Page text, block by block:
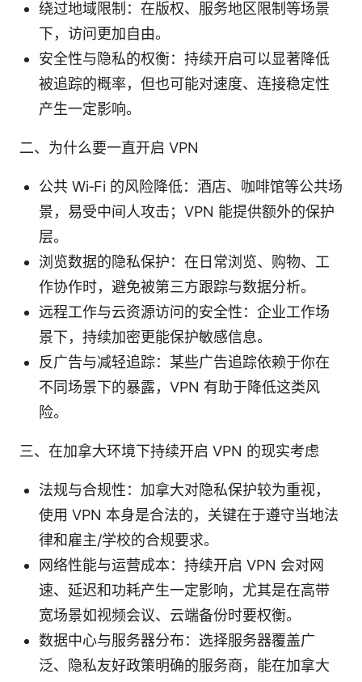
绕过地域限制：在版权、服务地区限制等场景
下，访问更加自由。
安全性与隐私的权衡：持续开启可以显著降低
被追踪的概率，但也可能对速度、连接稳定性
产生一定影响。
二、为什么要一直开启 VPN
公共 Wi‑Fi 的风险降低：酒店、咖啡馆等公共场
景，易受中间人攻击；VPN 能提供额外的保护
层。
浏览数据的隐私保护：在日常浏览、购物、工
作协作时，避免被第三方跟踪与数据分析。
远程工作与云资源访问的安全性：企业工作场
景下，持续加密更能保护敏感信息。
反广告与减轻追踪：某些广告追踪依赖于你在
不同场景下的暴露，VPN 有助于降低这类风
险。
三、在加拿大环境下持续开启 VPN 的现实考虑
法规与合规性：加拿大对隐私保护较为重视，
使用 VPN 本身是合法的，关键在于遵守当地法
律和雇主/学校的合规要求。
网络性能与运营成本：持续开启 VPN 会对网
速、延迟和功耗产生一定影响，尤其是在高带
宽场景如视频会议、云端备份时要权衡。
数据中心与服务器分布：选择服务器覆盖广
泛、隐私友好政策明确的服务商，能在加拿大